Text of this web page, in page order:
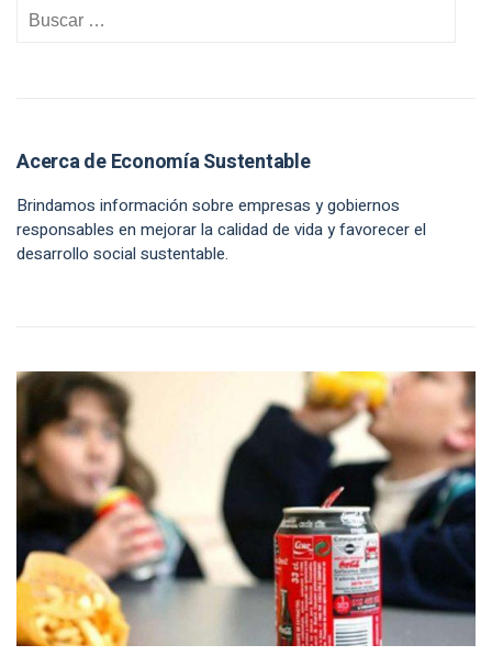
Acerca de Economía Sustentable
Brindamos información sobre empresas y gobiernos
responsables en mejorar la calidad de vida y favorecer el
desarrollo social sustentable.